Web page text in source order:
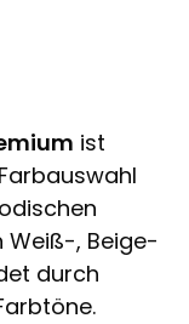
ist
Weiß-, Beige-
durch